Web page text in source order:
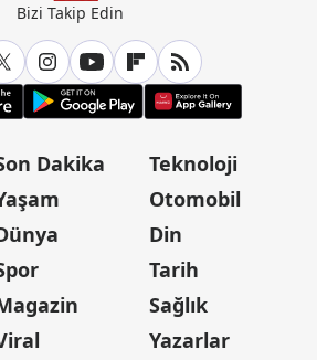
Bizi Takip Edin
Dakika
Teknoloji
Otomobil
Din
Tarih
Sağlık
Yazarlar